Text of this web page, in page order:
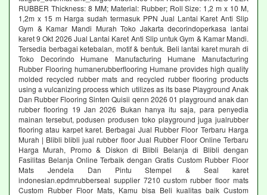
RUBBER Thickness: 8 MM; Material: Rubber; Roll Size: 1,2 m x 10 M,
1,2m x 15 m Harga sudah termasuk PPN Jual Lantai Karet Anti Slip
Gym & Kamar Mandi Murah Toko Jakarta decorindoperkasa lantai
karet 9 Okt 2026 Jual Lantai Karet Anti Slip untuk Gym & Kamar Mandi.
Tersedia berbagai ketebalan, motif & bentuk. Beli lantai karet murah di
Toko Decorindo Humane Manufacturing Humane Manufacturing
Rubber Flooring humanerubberflooring Humane provides high quality
molded recycled rubber mats and recycled rubber flooring products
using a vulcanizing process which utilizes as its base Playground Anak
Dan Rubber Flooring Sinten Quisii qenn 2026 01 playground anak dan
rubber flooring 19 Jan 2026 Bukan hanya itu saja, para penyedia
mainan tersebut, podusen produsen toko playground juga jualrubber
flooring atau karpet karet. Berbagai Jual Rubber Floor Terbaru Harga
Murah | Blibli blibli jual rubber floor Jual Rubber Floor Online Terbaru
Harga Murah, Promo & Diskon di Blibli Belanja di Blibli dengan
Fasilitas Belanja Online Terbaik dengan Gratis Custom Rubber Floor
Mats Jendela Dan Pintu Stempel & Seal karet
indonesian.epdmrubberseal supplier 7210 custom rubber floor mats
Custom Rubber Floor Mats, Kamu bisa Beli kualitas baik Custom